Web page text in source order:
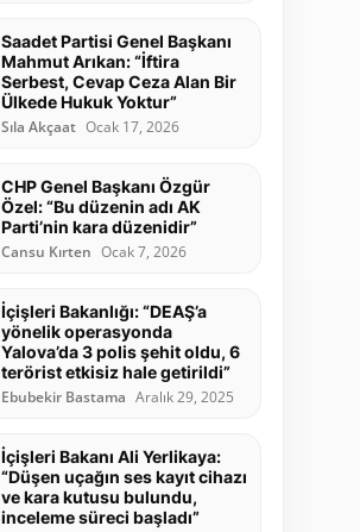
Saadet Partisi Genel Başkanı
Mahmut Arıkan: “İftira
Serbest, Cevap Ceza Alan Bir
Ülkede Hukuk Yoktur”
Sıla Akçaat Ocak 17, 2026
CHP Genel Başkanı Özgür
Özel: “Bu düzenin adı AK
Parti’nin kara düzenidir”
Cansu Kırten Ocak 7, 2026
İçişleri Bakanlığı: “DEAŞ’a
yönelik operasyonda
Yalova’da 3 polis şehit oldu, 6
terörist etkisiz hale getirildi”
Ebubekir Bastama Aralık 29, 2025
İçişleri Bakanı Ali Yerlikaya:
“Düşen uçağın ses kayıt cihazı
ve kara kutusu bulundu,
inceleme süreci başladı”